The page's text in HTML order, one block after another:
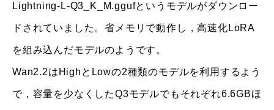
Lightning-L-Q3_K_M.ggufというモデルがダウンロー
ドされていました。省メモリで動作し，高速化LoRA
を組み込んだモデルのようです。
Wan2.2はHighとLowの2種類のモデルを利用するよう
で，容量を少なくしたQ3モデルでもそれぞれ6.6GBほ